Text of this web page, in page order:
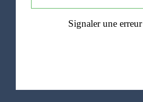
Signaler une